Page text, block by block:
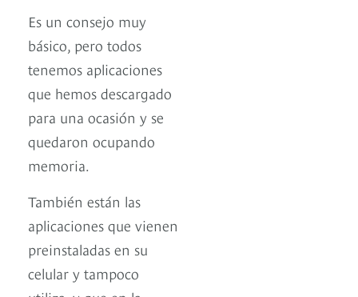
Es un consejo muy
básico, pero todos
tenemos aplicaciones
que hemos descargado
para una ocasión y se
quedaron ocupando
memoria.
También están las
aplicaciones que vienen
preinstaladas en su
celular y tampoco